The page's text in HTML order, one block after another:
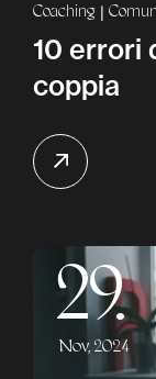
Coaching
10 errori
coppia
29.
Nov, 2024